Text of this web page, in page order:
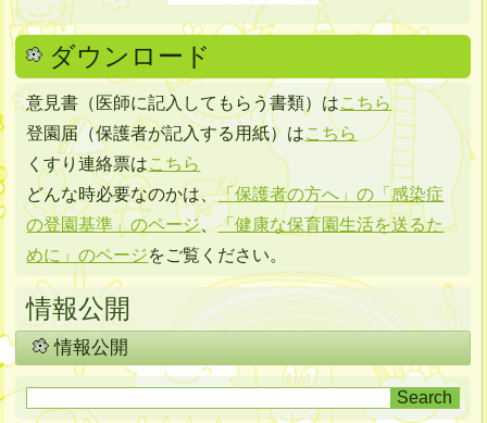
ダウンロード
意見書（医師に記入してもらう書類）はこちら
登園届（保護者が記入する用紙）はこちら
くすり連絡票はこちら
どんな時必要なのかは、「保護者の方へ」の「感染症
の登園基準」のページ、「健康な保育園生活を送るた
めに」のページをご覧ください。
情報公開
情報公開